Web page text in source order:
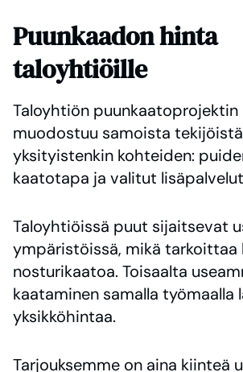
Puunkaadon hinta
taloyhtiöille
Taloyhtiön puunkaatoprojektin
muodostuu samoista
yksityistenkin kohteiden:
kaatotapa ja valitut
Taloyhtiöissä puut sijaitsevat
ympäristöissä, mikä
nosturikaatoa. Toisaalta
kaataminen samalla työmaalla
yksikköhintaa.
Tarjouksemme on aina kiinteä